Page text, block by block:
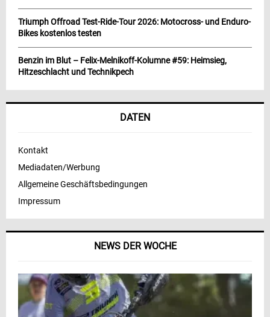
NEWS DER WOCHE
Triumph Offroad Test-Ride-Tour 2026: Motocross- und Enduro-
Bikes kostenlos testen
Benzin im Blut – Felix-Melnikoff-Kolumne #59: Heimsieg,
Hitzeschlacht und Technikpech
DATEN
Kontakt
Mediadaten/Werbung
Allgemeine Geschäftsbedingungen
Impressum